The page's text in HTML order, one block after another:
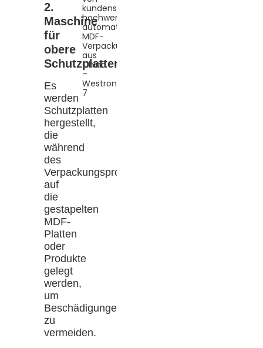
2.
Maschine
für
obere
Schutzplatten
Es
werden
Schutzplatten
hergestellt,
die
während
des
Verpackungsprozesses
auf
die
gestapelten
MDF-
Platten
oder
Produkte
gelegt
werden,
um
Beschädigungen
zu
vermeiden.